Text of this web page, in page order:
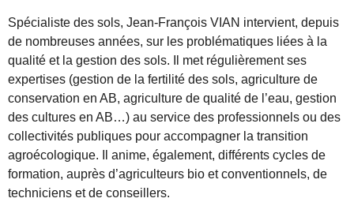
Spécialiste des sols, Jean-François VIAN intervient, depuis
de nombreuses années, sur les problématiques liées à la
qualité et la gestion des sols. Il met régulièrement ses
expertises (gestion de la fertilité des sols, agriculture de
conservation en AB, agriculture de qualité de l’eau, gestion
des cultures en AB…) au service des professionnels ou des
collectivités publiques pour accompagner la transition
agroécologique. Il anime, également, différents cycles de
formation, auprès d’agriculteurs bio et conventionnels, de
techniciens et de conseillers.